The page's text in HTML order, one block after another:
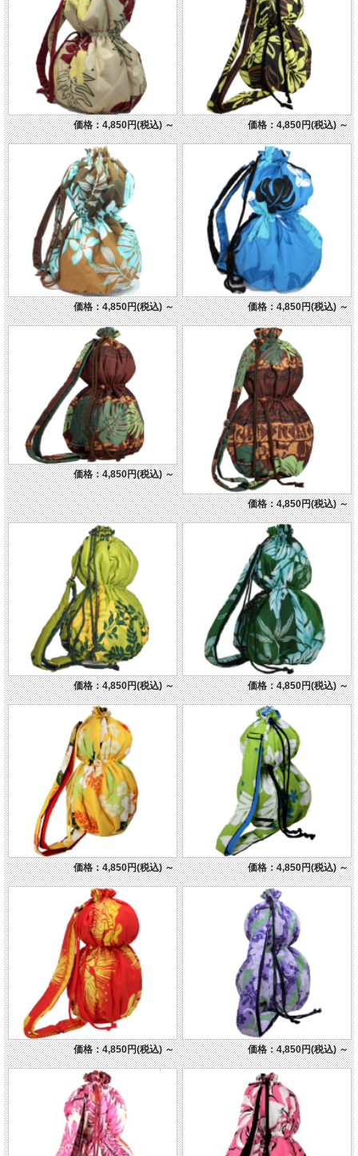
価格：4,850円(税込)～ 価格：4,850円(税込)～
価格：4,850円(税込)～ 価格：4,850円(税込)～
価格：4,850円(税込)～
価格：4,850円(税込)～
価格：4,850円(税込)～ 価格：4,850円(税込)～
価格：4,850円(税込)～ 価格：4,850円(税込)～
価格：4,850円(税込)～ 価格：4,850円(税込)～